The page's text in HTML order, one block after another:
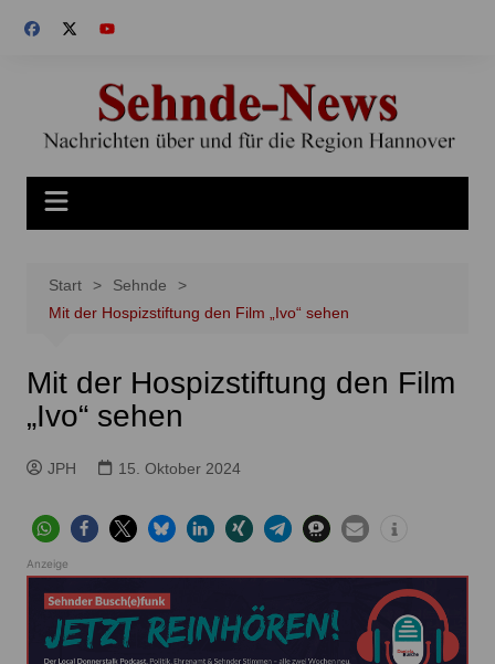
Inhalt
Start
Sehnde
Mit der Hospizstiftung den Film „Ivo“ sehen
Mit der Hospizstiftung den Film
„Ivo“ sehen
JPH 15. Oktober 2024
Anzeige